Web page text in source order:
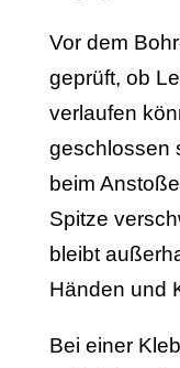
Vor dem
geprüft, ob
verlaufen
geschlossen
beim
Spitze
bleibt
Händen und
Bei einer